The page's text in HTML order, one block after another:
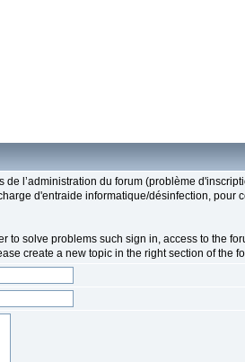
l’administration du forum (problème
d'entraide informatique/désinfection, pour
to solve problems such sign in, access to the
create a new topic in the right section of the